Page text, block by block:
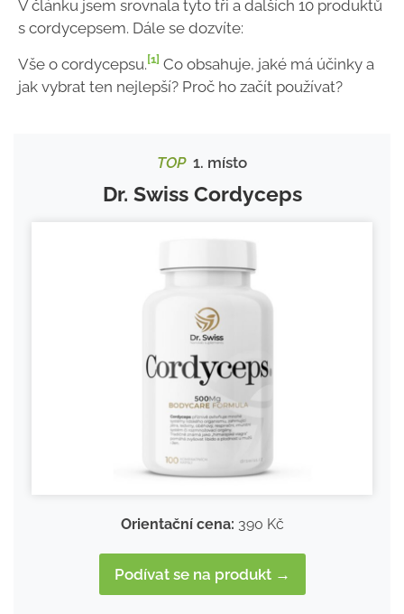
V článku jsem srovnala tyto tři a dalších 10 produktů
s cordycepsem. Dále se dozvíte:
Vše o cordycepsu. [1] Co obsahuje, jaké má účinky a
jak vybrat ten nejlepší? Proč ho začít používat?
TOP1. místo
Dr. Swiss Cordyceps
Orientační cena: 390 Kč
Podívat se na produkt →